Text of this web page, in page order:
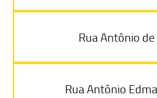
Rua Antônio
Rua Antônio